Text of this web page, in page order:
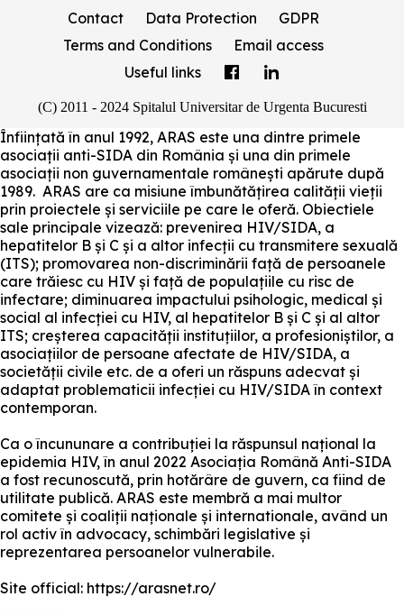
Contact Data Protection
GDPR
Terms and Conditions
Email access
Useful links
(C) 2011 - 2024 Spitalul Universitar de Urgenta Bucuresti
Înființată în anul 1992, ARAS este una dintre primele
asociații anti-SIDA din România și una din primele
asociații non guvernamentale românești apărute după
1989. ARAS are ca misiune îmbunătățirea calității vieții
prin proiectele și serviciile pe care le oferă. Obiectiele
sale principale vizează: prevenirea HIV/SIDA, a
hepatitelor B și C și a altor infecții cu transmitere sexuală
(ITS); promovarea non-discriminării față de persoanele
care trăiesc cu HIV și față de populațiile cu risc de
infectare; diminuarea impactului psihologic, medical și
social al infecției cu HIV, al hepatitelor B și C și al altor
ITS; creșterea capacității instituțiilor, a profesioniștilor, a
asociațiilor de persoane afectate de HIV/SIDA, a
societății civile etc. de a oferi un răspuns adecvat și
adaptat problematicii infecției cu HIV/SIDA în context
contemporan.
Ca o încununare a contribuției la răspunsul național la
epidemia HIV, în anul 2022 Asociația Română Anti-SIDA
a fost recunoscută, prin hotărâre de guvern, ca fiind de
utilitate publică. ARAS este membră a mai multor
comitete și coaliții naționale și internationale, având un
rol activ în advocacy, schimbări legislative și
reprezentarea persoanelor vulnerabile.
Site official: https://arasnet.ro/